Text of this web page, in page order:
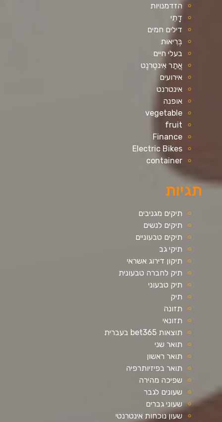
הזדמנויות
דָתִי
דילים חמים
בְּרִיאוּת
בעלי חיים
אֲתַר אִינטֶרנֶט
אירועים
אינטרנט
אופנה
vegetable
fruit
Finance
Electric Bikes
container
תגיות
תיקים מגניבים
תיקים לנשים
תיקים טבעוניים
תיקי גב
תיקון דירוג אשראי
תיק לחברה טבעונית
תיק טבעוני
תיק
תזונה
תזונאי
תוצאות bet365 בעברית
תואר שני
תואר ראשון
תואר בפיזיותרפיה
שפיכה מהירה
שעונים לגבר
שעוני גברים
שעון נוכחות אינטרנטי